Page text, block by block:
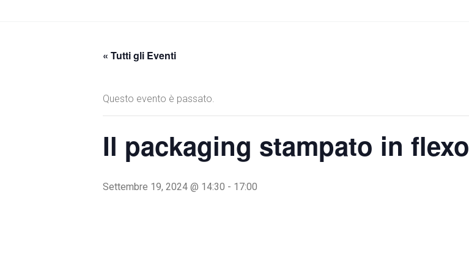
« Tutti gli Eventi
Questo evento è passato.
Il packaging stampato in flexo
Settembre 19, 2024 @ 14:30 - 17:00